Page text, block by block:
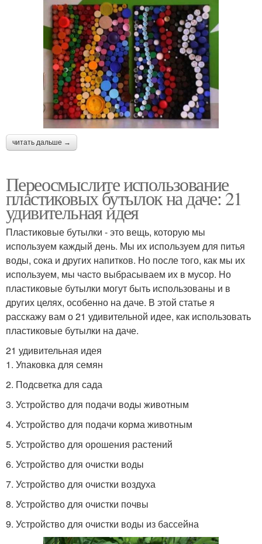
читать дальше →
Переосмыслите использование
пластиковых бутылок на даче: 21
удивительная идея
Пластиковые бутылки - это вещь, которую мы
используем каждый день. Мы их используем для питья
воды, сока и других напитков. Но после того, как мы их
используем, мы часто выбрасываем их в мусор. Но
пластиковые бутылки могут быть использованы и в
других целях, особенно на даче. В этой статье я
расскажу вам о 21 удивительной идее, как использовать
пластиковые бутылки на даче.
21 удивительная идея
1. Упаковка для семян
2. Подсветка для сада
3. Устройство для подачи воды животным
4. Устройство для подачи корма животным
5. Устройство для орошения растений
6. Устройство для очистки воды
7. Устройство для очистки воздуха
8. Устройство для очистки почвы
9. Устройство для очистки воды из бассейна